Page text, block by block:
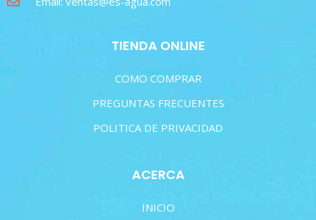
TIENDA ONLINE
COMO COMPRAR
PREGUNTAS FRECUENTES
POLITICA DE PRIVACIDAD
ACERCA
INICIO